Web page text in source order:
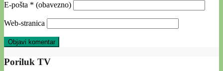
E-pošta * (obavezno)
Web-stranica
Poriluk TV